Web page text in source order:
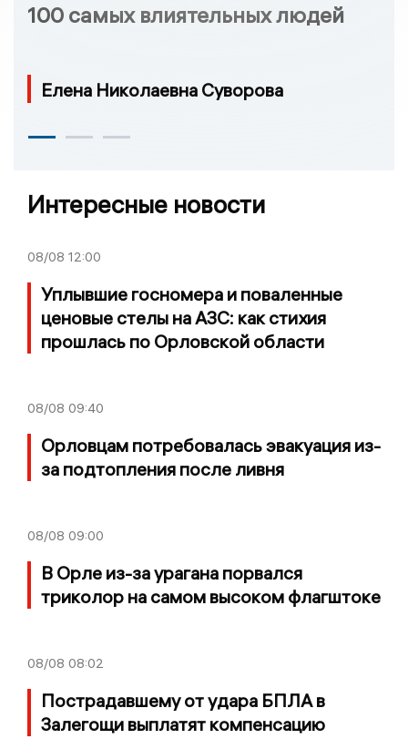
100 самых влиятельных людей
Елена Николаевна Суворова
Интересные новости
08/08 12:00
Уплывшие госномера и поваленные
ценовые стелы на АЗС: как стихия
прошлась по Орловской области
08/08 09:40
Орловцам потребовалась эвакуация из-
за подтопления после ливня
08/08 09:00
В Орле из-за урагана порвался
триколор на самом высоком флагштоке
08/08 08:02
Пострадавшему от удара БПЛА в
Залегощи выплатят компенсацию